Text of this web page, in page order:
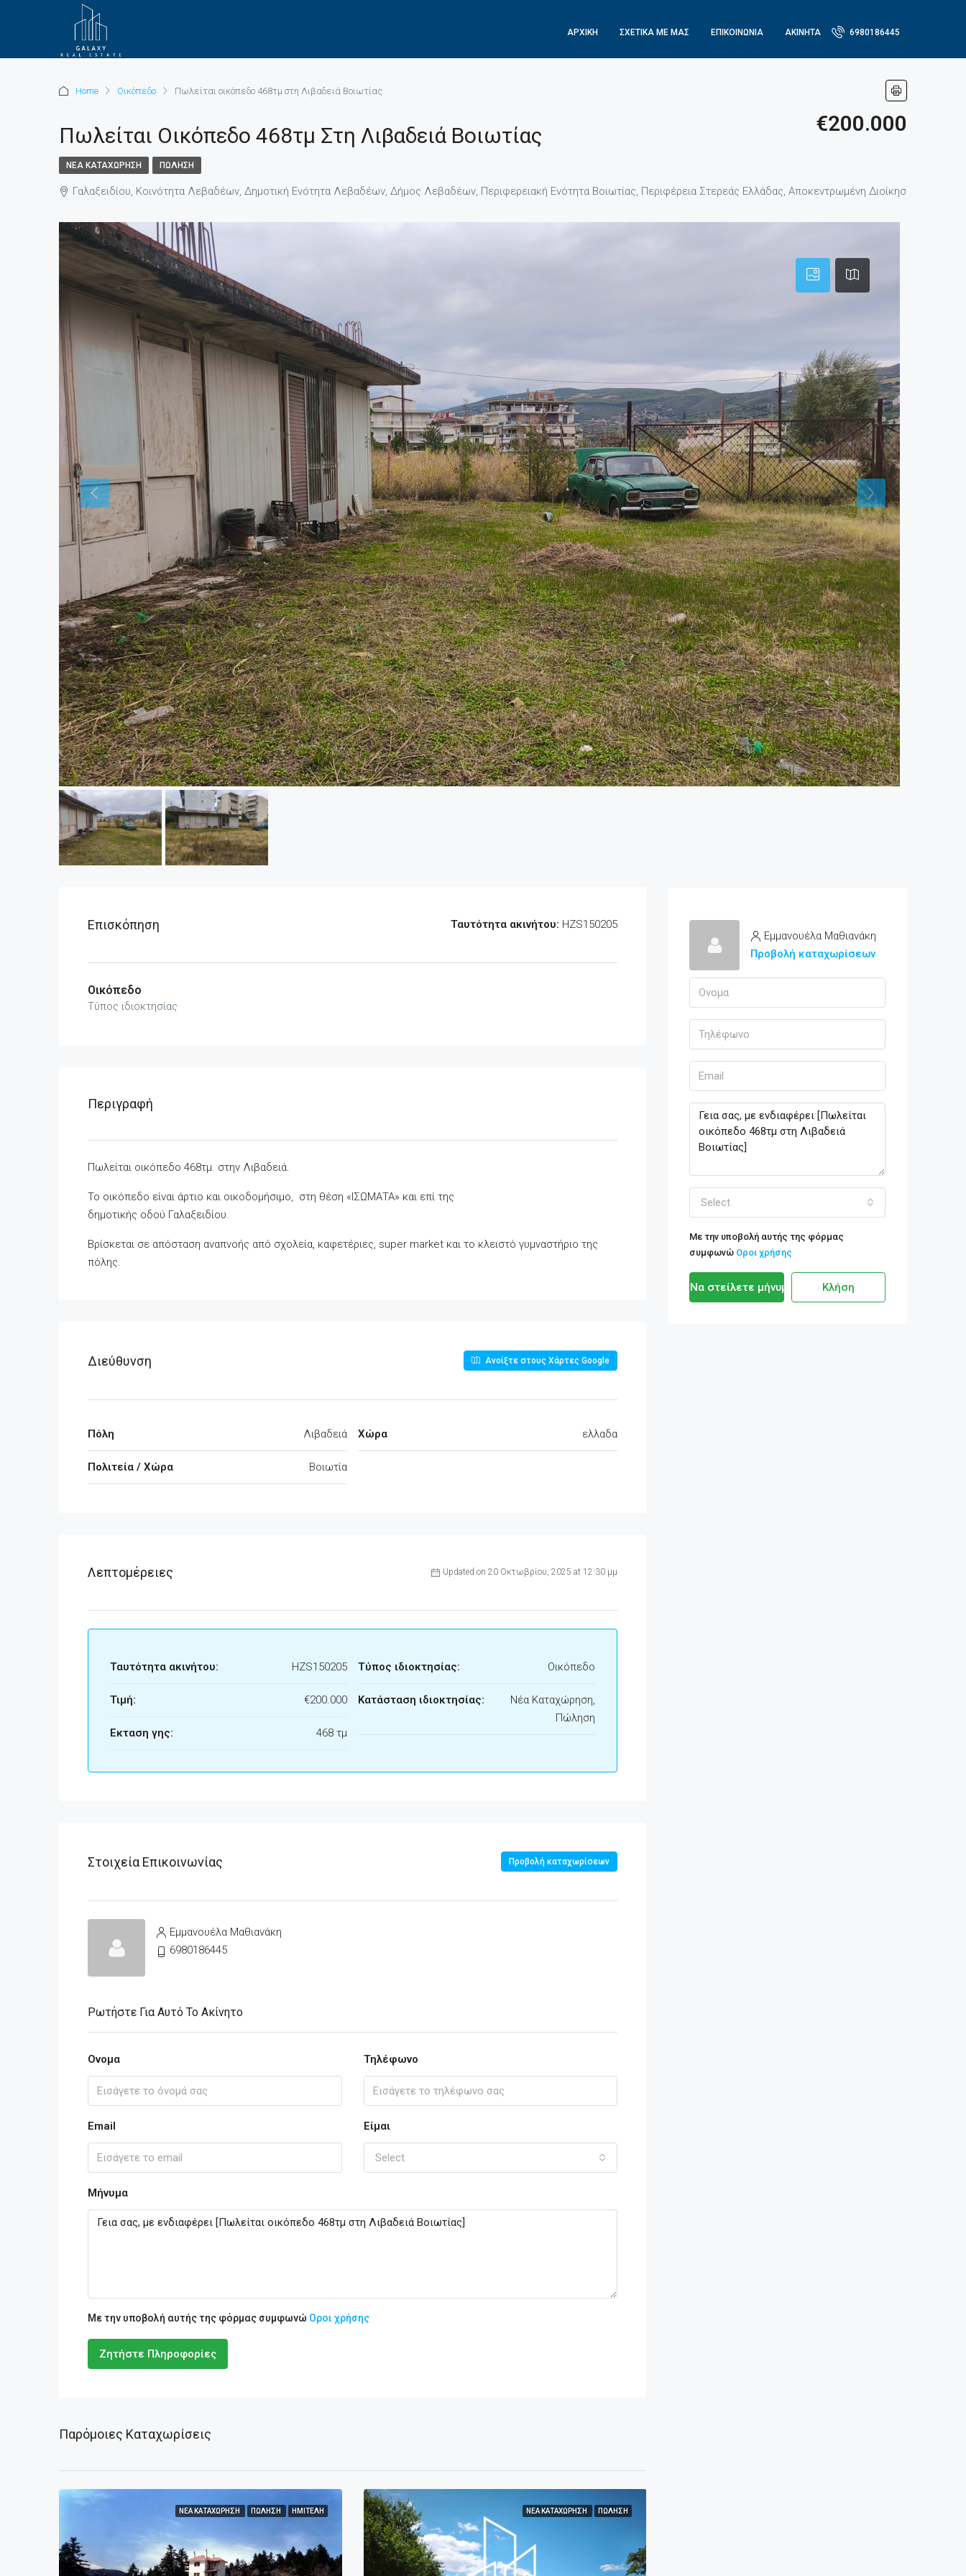
ΑΡΧΙΚΉ ΣΧΕΤΙΚΆ ΜΕ ΜΑΣ ΕΠΙΚΟΙΝΩΝΙΑ ΑΚΙΝΗΤΑ 6980186445
Home Οικόπεδο Πωλείται οικόπεδο 468τμ στη Λιβαδειά Βοιωτίας
Πωλείται Οικόπεδο 468τμ Στη Λιβαδειά Βοιωτίας €200.000
ΝΈΑ ΚΑΤΑΧΏΡΗΣΗ ΠΏΛΗΣΗ
Γαλαξειδίου, Κοινότητα Λεβαδέων, Δημοτική Ενότητα Λεβαδέων, Δήμος Λεβαδέων, Περιφερειακή Ενότητα Βοιωτίας, Περιφέρεια Στερεάς Ελλάδας, Αποκεντρωμένη Διοίκηση
Επισκόπηση Ταυτότητα ακινήτου: HZS150205
Οικόπεδο
Τύπος ιδιοκτησίας
Περιγραφή
Πωλείται οικόπεδο 468τμ. στην Λιβαδειά.
Το οικόπεδο είναι άρτιο και οικοδομήσιμο, στη θέση «ΙΣΩΜΑΤΑ» και επί της
δημοτικής οδού Γαλαξειδίου.
Βρίσκεται σε απόσταση αναπνοής από σχολεία, καφετέριες, super market και το κλειστό γυμναστήριο της
πόλης.
Διεύθυνση Ανοίξτε στους Χάρτες Google
Πόλη Λιβαδειά
Πολιτεία / Χώρα Βοιωτία
Χώρα ελλαδα
Λεπτομέρειες Updated on 20 Οκτωβρίου, 2025 at 12:30 μμ
Ταυτότητα ακινήτου: HZS150205
Τιμή: €200.000
Εκταση γης: 468 τμ
Τύπος ιδιοκτησίας: Οικόπεδο
Κατάσταση ιδιοκτησίας:
Νέα Καταχώρηση,
Πώληση
Στοιχεία Επικοινωνίας Προβολή καταχωρίσεων
Εμμανουέλα Μαθιανάκη
6980186445
Ρωτήστε Για Αυτό Το Ακίνητο
Ονομα Τηλέφωνο
Email Είμαι
Select
Μήνυμα
Με την υποβολή αυτής της φόρμας συμφωνώ Οροι χρήσης
Ζητήστε Πληροφορίες
Παρόμοιες Καταχωρίσεις
ΝΈΑ ΚΑΤΑΧΏΡΗΣΗ ΠΏΛΗΣΗ ΗΜΙΤΕΛΉ ΝΈΑ ΚΑΤΑΧΏΡΗΣΗ ΠΏΛΗΣΗ
Εμμανουέλα Μαθιανάκη
Προβολή καταχωρίσεων
Select
Με την υποβολή αυτής της φόρμας
συμφωνώ Οροι χρήσης
Να στείλετε μήνυμα Κλήση